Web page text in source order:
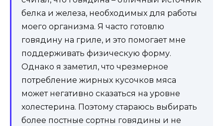
белка и железа, необходимых для работы
моего организма. Я часто готовлю
говядину на гриле, и это помогает мне
поддерживать физическую форму.
Однако я заметил, что чрезмерное
потребление жирных кусочков мяса
может негативно сказаться на уровне
холестерина. Поэтому стараюсь выбирать
более постные сортны говядины и не